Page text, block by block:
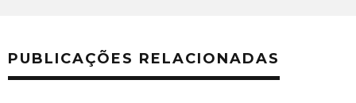
PUBLICAÇÕES RELACIONADAS